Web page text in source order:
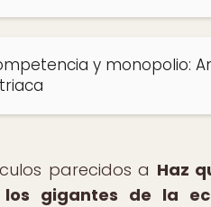
y monopolio:
parecidos a Haz
gigantes de la